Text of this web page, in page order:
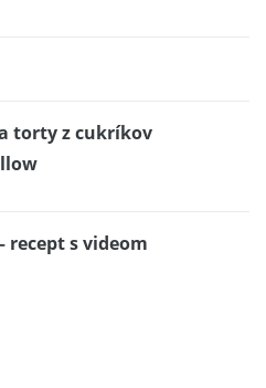
torty z cukríkov
recept s videom